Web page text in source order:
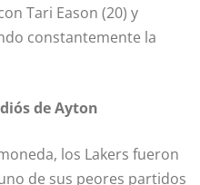
Tari Eason (20) y
constantemente la
de Ayton
los Lakers fueron
de sus peores partidos